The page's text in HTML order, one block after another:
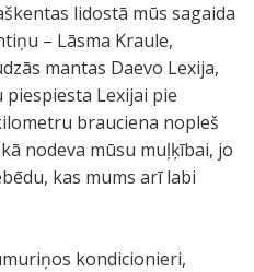
lidostā mūs sagaida
– Lāsma Kraule,
mantas Daevo Lexija,
Lexijai pie
brauciena nopleš
nodeva mūsu muļķībai, jo
kas mums arī labi
kondicionieri,